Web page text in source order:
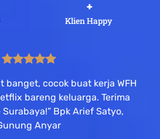
Klien Happy
+
banget, cocok buat kerja WFH
bareng keluarga. Terima
Bpk Arief Satyo,
Anyar